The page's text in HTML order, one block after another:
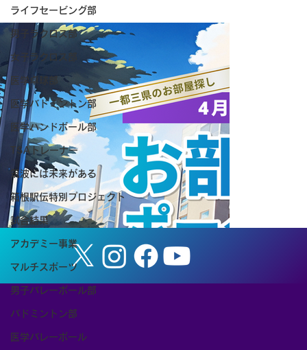
ライフセービング部
男子ラクロス部
女子ラクロス部
医学卓球部
医学バドミントン部
医学ハンドボール部
TSAトレーナー
筑波には未来がある
箱根駅伝特別プロジェクト
試合結果
アカデミー事業
マルチスポーツ
男子バレーボール部
バドミントン部
医学バレーボール
空手道部のいま｜石川夏帆先輩（令和8年
卒業）の研究論文が国際誌に掲載されま
した